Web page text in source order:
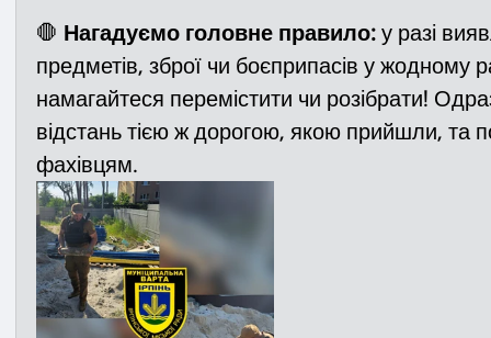
🛑 Нагадуємо головне правило: у разі
предметів, зброї чи боєприпасів у жодному
намагайтеся перемістити чи розібрати!
відстань тією ж дорогою, якою прийшли, та
фахівцям.